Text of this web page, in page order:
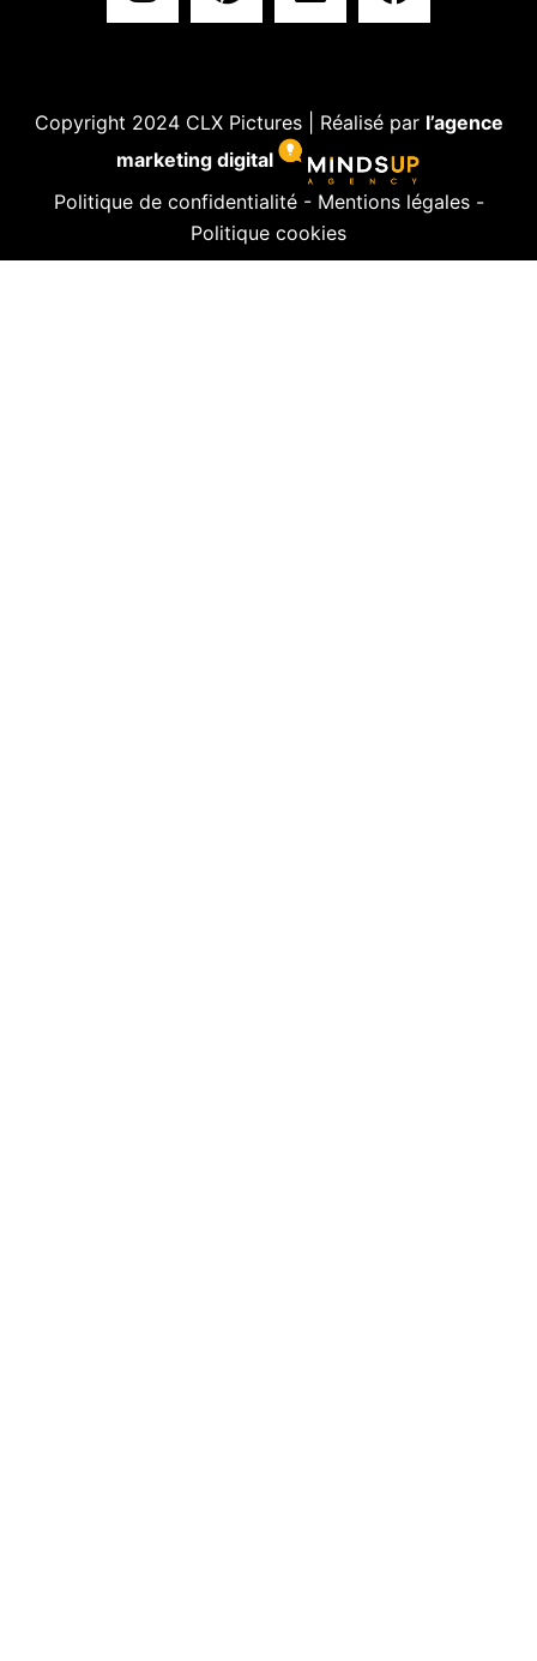
Copyright 2024 CLX Pictures | Réalisé par l’agence
marketing digital
Politique de confidentialité - Mentions légales -
Politique cookies